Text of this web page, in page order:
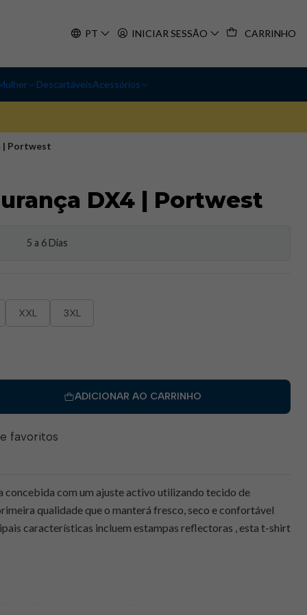
PT INICIAR SESSÃO CARRINHO
DescartáveisAcessórios
| Portwest
DX4 | Portwest
5 a 6 Dias
XXL 3XL
ADICIONAR AO CARRINHO
favoritos
concebida com um ajuste activo utilizando tecido de
qualidade que o manterá fresco, seco e confortável
características incluem estampas reflectoras , esta t-shirt